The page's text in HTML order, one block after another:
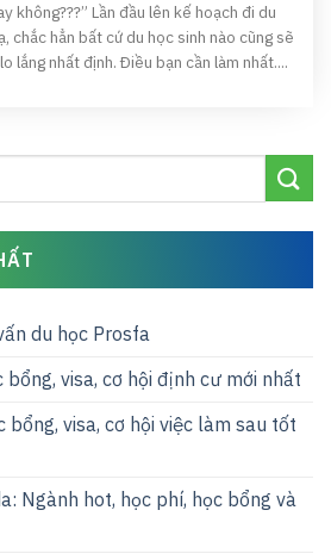
du học Prosfa
bổng, visa, cơ hội định cư mới nhất
bổng, visa, cơ hội việc làm sau tốt
Ngành hot, học phí, học bổng và
không???” Lần đầu lên kế hoạch đi du
chắc hẳn bất cứ du học sinh nào cũng sẽ
lắng nhất định. Điều bạn cần làm nhất....